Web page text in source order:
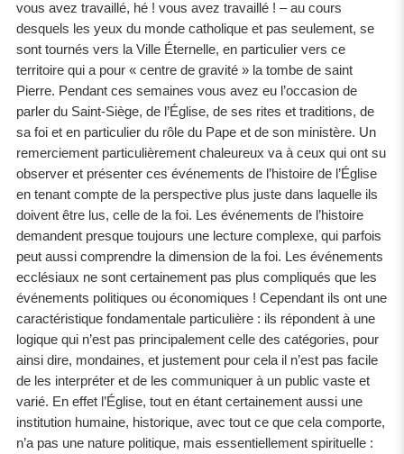
vous avez travaillé, hé ! vous avez travaillé ! – au cours
desquels les yeux du monde catholique et pas seulement, se
sont tournés vers la Ville Éternelle, en particulier vers ce
territoire qui a pour « centre de gravité » la tombe de saint
Pierre. Pendant ces semaines vous avez eu l’occasion de
parler du Saint-Siège, de l’Église, de ses rites et traditions, de
sa foi et en particulier du rôle du Pape et de son ministère. Un
remerciement particulièrement chaleureux va à ceux qui ont su
observer et présenter ces événements de l’histoire de l’Église
en tenant compte de la perspective plus juste dans laquelle ils
doivent être lus, celle de la foi. Les événements de l’histoire
demandent presque toujours une lecture complexe, qui parfois
peut aussi comprendre la dimension de la foi. Les événements
ecclésiaux ne sont certainement pas plus compliqués que les
événements politiques ou économiques ! Cependant ils ont une
caractéristique fondamentale particulière : ils répondent à une
logique qui n’est pas principalement celle des catégories, pour
ainsi dire, mondaines, et justement pour cela il n’est pas facile
de les interpréter et de les communiquer à un public vaste et
varié. En effet l’Église, tout en étant certainement aussi une
institution humaine, historique, avec tout ce que cela comporte,
n’a pas une nature politique, mais essentiellement spirituelle :